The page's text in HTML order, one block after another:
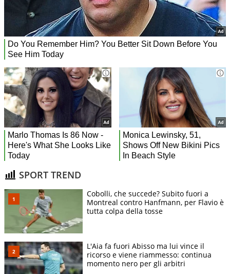
SPORT TREND
Cobolli, che succede? Subito fuori a
Montreal contro Hanfmann, per Flavio è
tutta colpa della tosse
L'Aia fa fuori Abisso ma lui vince il
ricorso e viene riammesso: continua
momento nero per gli arbitri